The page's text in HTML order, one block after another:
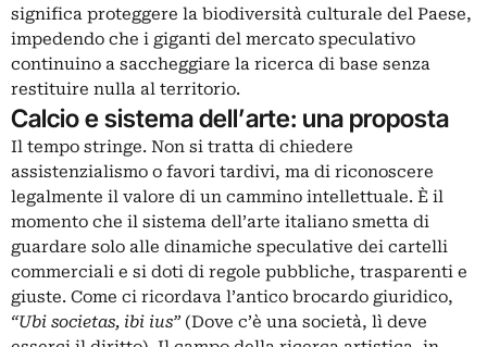
significa proteggere la biodiversità culturale del Paese,
impedendo che i giganti del mercato speculativo
continuino a saccheggiare la ricerca di base senza
restituire nulla al territorio.
Calcio e sistema dell’arte: una proposta
Il tempo stringe. Non si tratta di chiedere
assistenzialismo o favori tardivi, ma di riconoscere
legalmente il valore di un cammino intellettuale. È il
momento che il sistema dell’arte italiano smetta di
guardare solo alle dinamiche speculative dei cartelli
commerciali e si doti di regole pubbliche, trasparenti e
giuste. Come ci ricordava l’antico brocardo giuridico,
“Ubi societas, ibi ius” (Dove c’è una società, lì deve